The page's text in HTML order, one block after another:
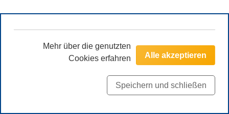
Alle akzeptieren
Speichern und schließen
Mehr über die genutzten
Cookies erfahren